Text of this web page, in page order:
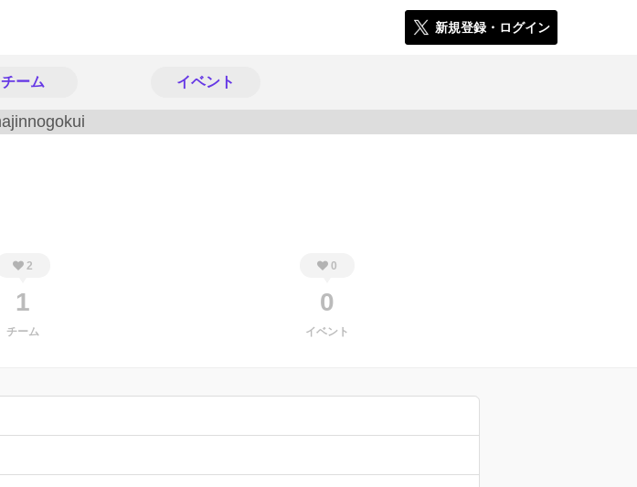
新規登録・ログイン
チーム イベント
2
1
チーム
0
0
イベント